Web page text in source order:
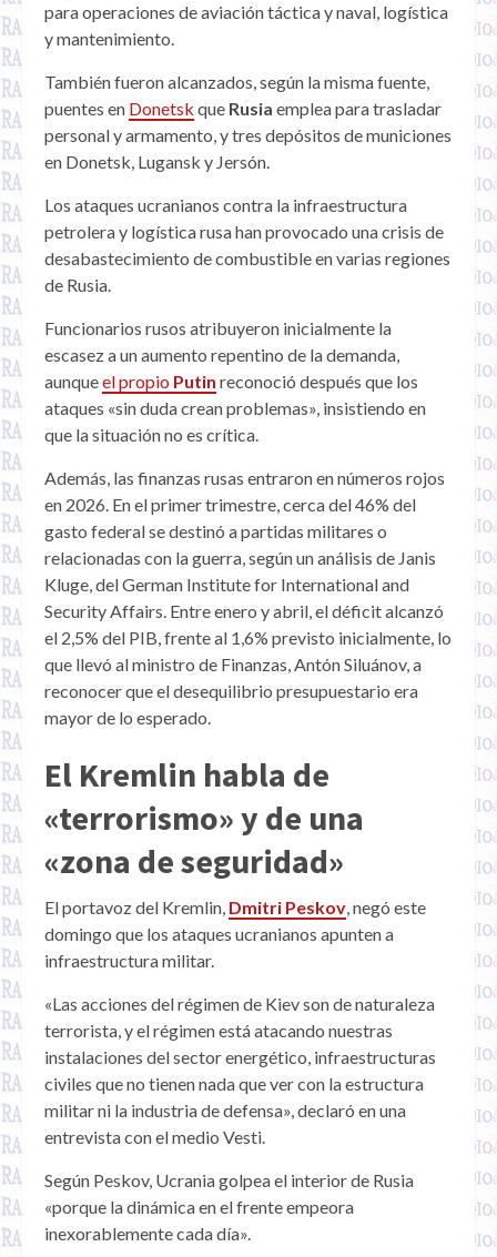
para operaciones de aviación táctica y naval, logística
y mantenimiento.
También fueron alcanzados, según la misma fuente,
puentes en Donetsk que Rusia emplea para trasladar
personal y armamento, y tres depósitos de municiones
en Donetsk, Lugansk y Jersón.
Los ataques ucranianos contra la infraestructura
petrolera y logística rusa han provocado una crisis de
desabastecimiento de combustible en varias regiones
de Rusia.
Funcionarios rusos atribuyeron inicialmente la
escasez a un aumento repentino de la demanda,
aunqueel propio Putin reconoció después que los
ataques «sin duda crean problemas», insistiendo en
que la situación no es crítica.
Además, las finanzas rusas entraron en números rojos
en 2026. En el primer trimestre, cerca del 46% del
gasto federal se destinó a partidas militares o
relacionadas con la guerra, según un análisis de Janis
Kluge, del German Institute for International and
Security Affairs. Entre enero y abril, el déficit alcanzó
el 2,5% del PIB, frente al 1,6% previsto inicialmente, lo
que llevó al ministro de Finanzas, Antón Siluánov, a
reconocer que el desequilibrio presupuestario era
mayor de lo esperado.
El Kremlin habla de
«terrorismo» y de una
«zona de seguridad»
El portavoz del Kremlin, Dmitri Peskov, negó este
domingo que los ataques ucranianos apunten a
infraestructura militar.
«Las acciones del régimen de Kiev son de naturaleza
terrorista, y el régimen está atacando nuestras
instalaciones del sector energético, infraestructuras
civiles que no tienen nada que ver con la estructura
militar ni la industria de defensa», declaró en una
entrevista con el medio Vesti.
Según Peskov, Ucrania golpea el interior de Rusia
«porque la dinámica en el frente empeora
inexorablemente cada día».